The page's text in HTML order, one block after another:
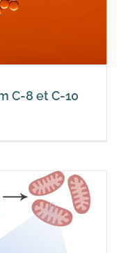
C-8 et C-10